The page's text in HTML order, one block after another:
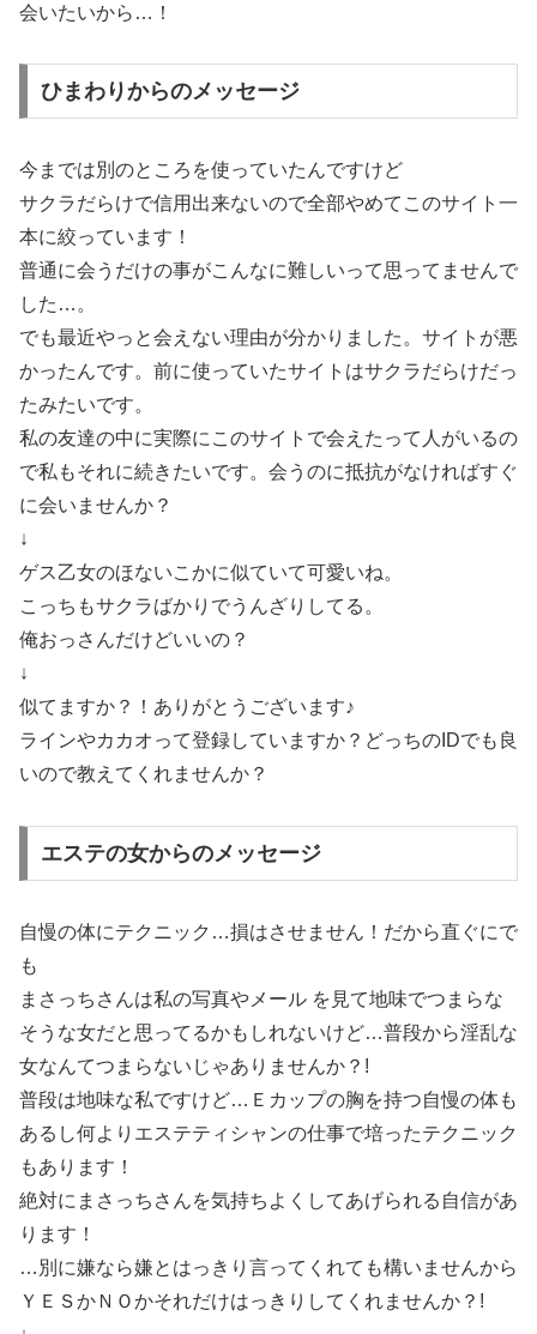
会いたいから…！
ひまわりからのメッセージ
今までは別のところを使っていたんですけど
サクラだらけで信用出来ないので全部やめてこのサイト一
本に絞っています！
普通に会うだけの事がこんなに難しいって思ってませんで
した…。
でも最近やっと会えない理由が分かりました。サイトが悪
かったんです。前に使っていたサイトはサクラだらけだっ
たみたいです。
私の友達の中に実際にこのサイトで会えたって人がいるの
で私もそれに続きたいです。会うのに抵抗がなければすぐ
に会いませんか？
↓
ゲス乙女のほないこかに似ていて可愛いね。
こっちもサクラばかりでうんざりしてる。
俺おっさんだけどいいの？
↓
似てますか？！ありがとうございます♪
ラインやカカオって登録していますか？どっちのIDでも良
いので教えてくれませんか？
エステの女からのメッセージ
自慢の体にテクニック…損はさせません！だから直ぐにで
も
まさっちさんは私の写真やメール を見て地味でつまらな
そうな女だと思ってるかもしれないけど…普段から淫乱な
女なんてつまらないじゃありませんか？!
普段は地味な私ですけど…Ｅカップの胸を持つ自慢の体も
あるし何よりエステティシャンの仕事で培ったテクニック
もあります！
絶対にまさっちさんを気持ちよくしてあげられる自信があ
ります！
…別に嫌なら嫌とはっきり言ってくれても構いませんから
ＹＥＳかＮＯかそれだけはっきりしてくれませんか？!